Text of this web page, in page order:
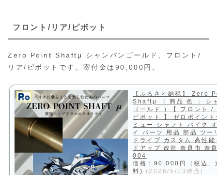
フロント/リア/ピボット
Zero Point Shaftμ シャンパンゴールド、フロント/
リア/ピボットです。寄付金は90,000円。
【ふるさと納税】 Zero
Shaftμ （ 商品 色 ： シ
ゴールド ）【 フロント /
ピボット 】 ゼロポイン
ミュー シャフト バイク
イ パーツ 用品 部品 ツー
ドライブ カスタム 高性
ドアップ 改造 奈良市 奈
004
価格：90,000円（税込、
料)
(2026/5/13時点)